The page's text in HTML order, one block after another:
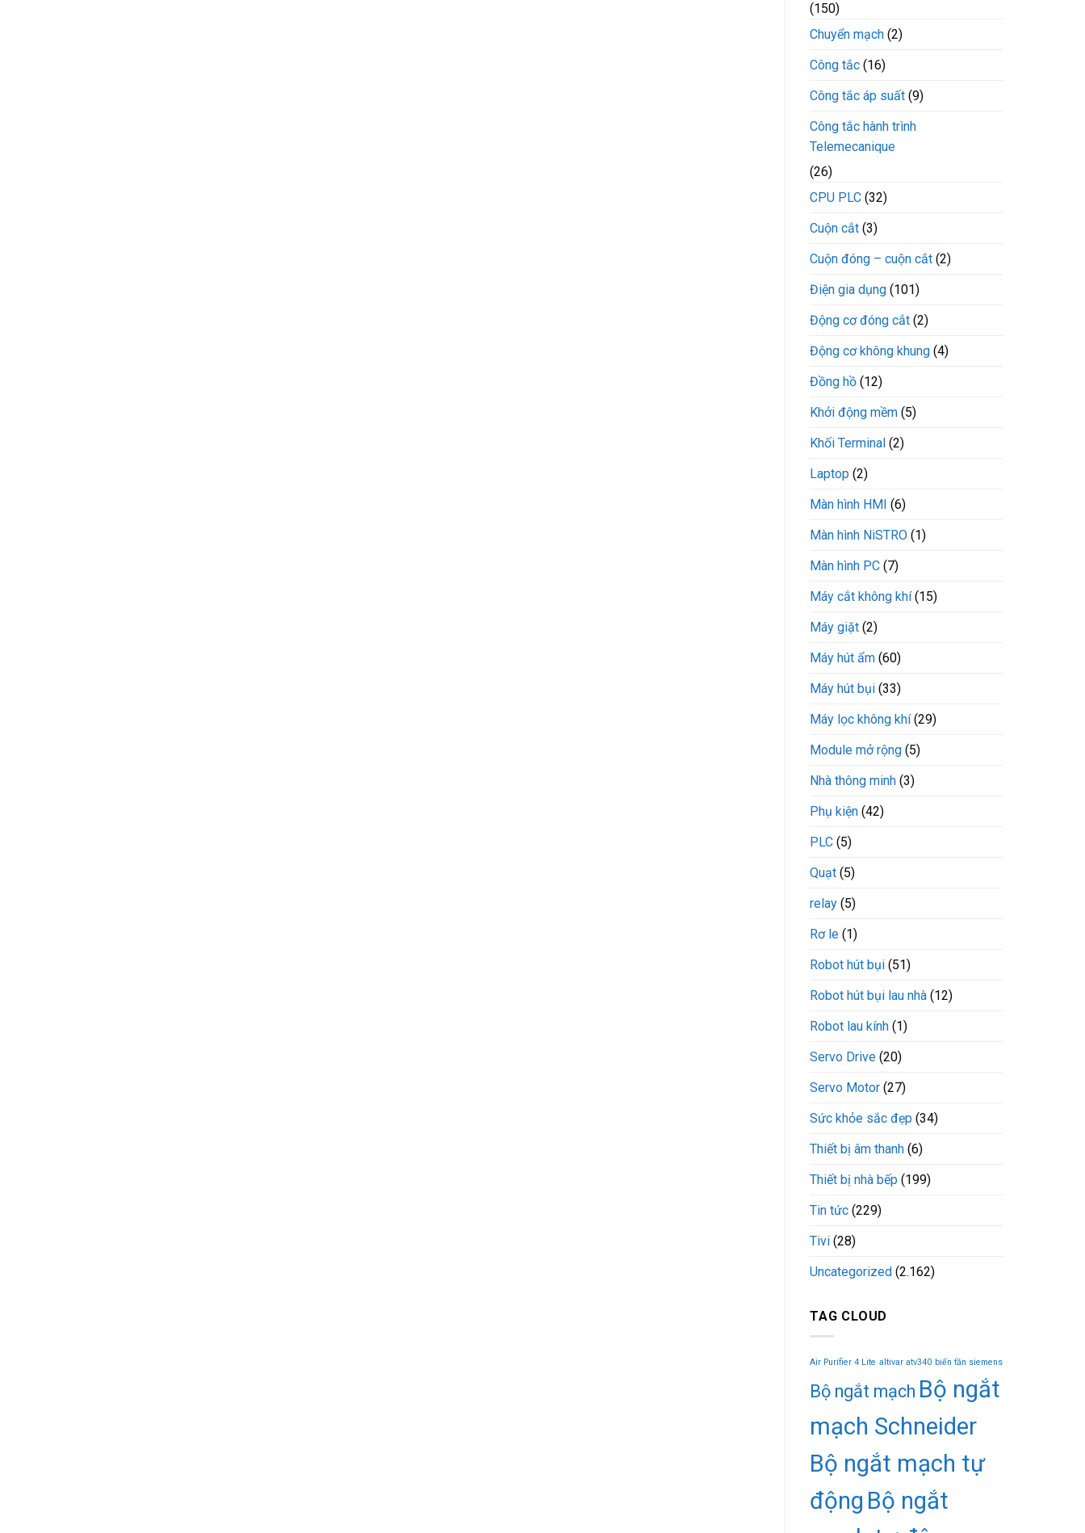
(150)
Chuyển mạch (2)
Công tắc (16)
Công tắc áp suất (9)
Công tắc hành trình
Telemecanique
(26)
CPU PLC (32)
Cuộn cắt (3)
Cuộn đóng – cuộn cắt (2)
Điện gia dụng (101)
Động cơ đóng cắt (2)
Động cơ không khung (4)
Đồng hồ (12)
Khởi động mềm (5)
Khối Terminal (2)
Laptop (2)
Màn hình HMI (6)
Màn hình NiSTRO (1)
Màn hình PC (7)
Máy cắt không khí(15)
Máy giặt (2)
Máy hút ẩm (60)
Máy hút bụi (33)
Máy lọc không khí(29)
Module mở rộng (5)
Nhà thông minh (3)
Phụ kiện (42)
PLC (5)
Quạt (5)
relay (5)
Rơ le (1)
Robot hút bụi (51)
Robot hút bụi lau nhà (12)
Robot lau kính (1)
Servo Drive (20)
Servo Motor (27)
Sức khỏe sắc đẹp (34)
Thiết bị âm thanh (6)
Thiết bị nhà bếp (199)
Tin tức (229)
Tivi (28)
Uncategorized (2.162)
TAG CLOUD
Air Purifier 4 Lite altivar atv340 biến tần siemens
Bộ ngắt mạch Bộ ngắt
mạch Schneider
Bộ ngắt mạch tự
động Bộ ngắt